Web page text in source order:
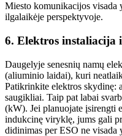
Miesto komunikacijos visada
ilgalaikėje perspektyvoje.
6. Elektros instaliacija
Daugelyje senesnių namų
(aliuminio laidai), kuri
Patikrinkite elektros skydinę:
saugikliai. Taip pat labai
(kW). Jei planuojate įsirengti
indukcinę viryklę, jums gali
didinimas per ESO ne visada